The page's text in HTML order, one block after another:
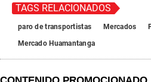
TAGS RELACIONADOS
paro de transportistas Mercados
Mercado Huamantanga